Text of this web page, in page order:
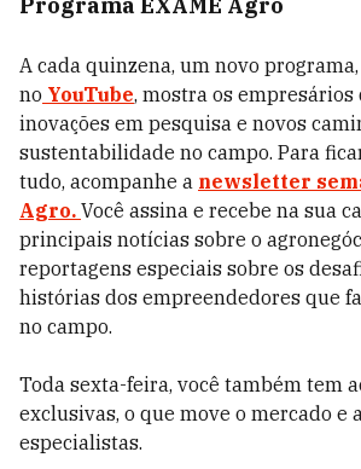
A cada quinzena, um novo
no YouTube, mostra os empresários
inovações em pesquisa e novos
sustentabilidade no campo. Para
tudo, acompanhe a newsletter
Agro. Você assina e recebe na sua
principais notícias sobre o
reportagens especiais sobre os
histórias dos empreendedores que
no campo.
Toda sexta-feira, você também tem
exclusivas, o que move o mercado e
especialistas.